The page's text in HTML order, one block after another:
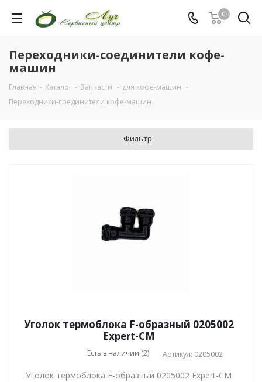
0
Переходники-соединители кофе-
машин
Главная - Каталог - Запчасти - для кофе-машин -
Переходники-соединители кофе-машин
Фильтр
Уголок термоблока F-образный 0205002
Expert-CM
Есть в наличии (2) Артикул: 0205002
Уголок термоблока F-образный 0205002 Expert-CM